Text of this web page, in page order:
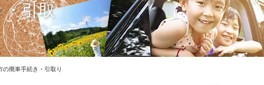
・引取
の廃車手続き・引取り